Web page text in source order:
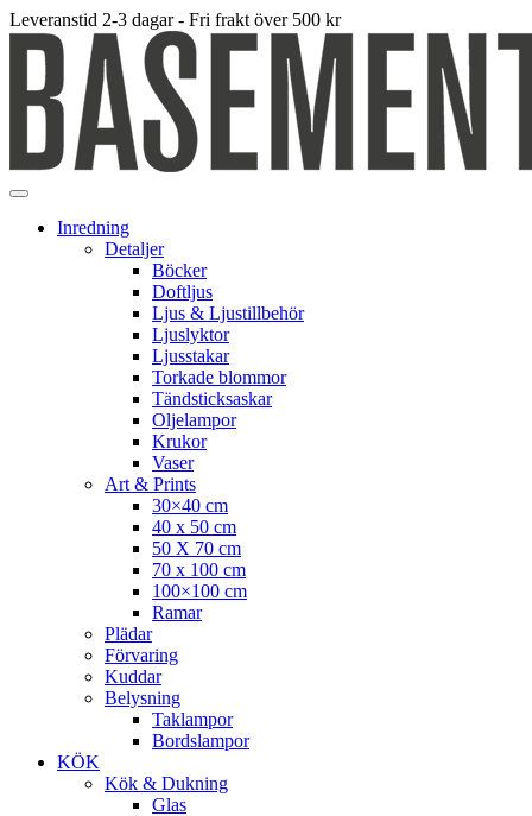
Leveranstid 2-3 dagar - Fri frakt över 500 kr
Inredning
Detaljer
Böcker
Doftljus
Ljus & Ljustillbehör
Ljuslyktor
Ljusstakar
Torkade blommor
Tändsticksaskar
Oljelampor
Krukor
Vaser
Art & Prints
30×40 cm
40 x 50 cm
50 X 70 cm
70 x 100 cm
100×100 cm
Ramar
Plädar
Förvaring
Kuddar
Belysning
Taklampor
Bordslampor
KÖK
Kök & Dukning
Glas